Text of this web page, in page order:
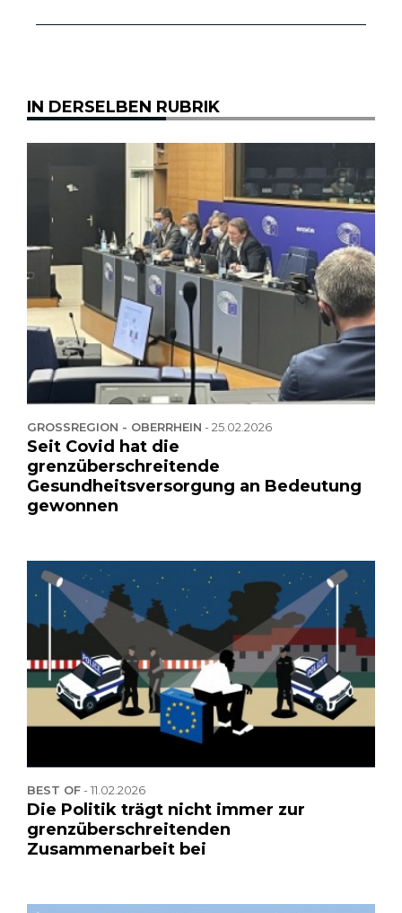
IN DERSELBEN RUBRIK
GROSSREGION - OBERRHEIN -25.02.2026
Seit Covid hat die
grenzüberschreitende
Gesundheitsversorgung an Bedeutung
gewonnen
BEST OF-11.02.2026
Die Politik trägt nicht immer zur
grenzüberschreitenden
Zusammenarbeit bei